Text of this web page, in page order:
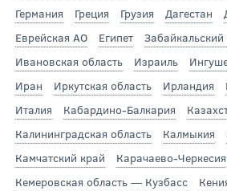
Германия
Греция Грузия Дагестан
Еврейская АО
Египет
Забайкальский
Ивановская область
Израиль
Иран
Иркутская область Ирландия
Италия
Кабардино-Балкария
Калининградская область
Калмыкия
Камчатский край
Карачаево-Черкесия
Кемеровская область — Кузбасс